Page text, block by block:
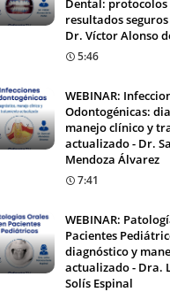
Dental:
resultados
Dr. Víctor Alonso
5:46
WEBINAR:
Odontogénicas:
manejo clínico y
actualizado - Dr.
Mendoza Álvarez
7:41
WEBINAR:
Pacientes
diagnóstico y
actualizado - Dra.
Solís Espinal